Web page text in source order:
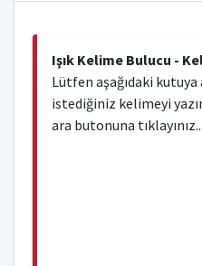
Işık Kelime Bulucu -
Lütfen aşağıdaki
istediğiniz kelimeyi
ara butonuna tıklayınız...